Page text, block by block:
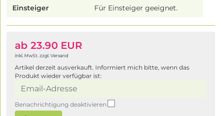
Einsteiger Für Einsteiger geeignet.
ab 23.90 EUR
inkl. MwSt. zzgl. Versand
Artikel derzeit ausverkauft. Informiert mich bitte, wenn das
Produkt wieder verfügbar ist:
Benachrichtigung deaktivieren